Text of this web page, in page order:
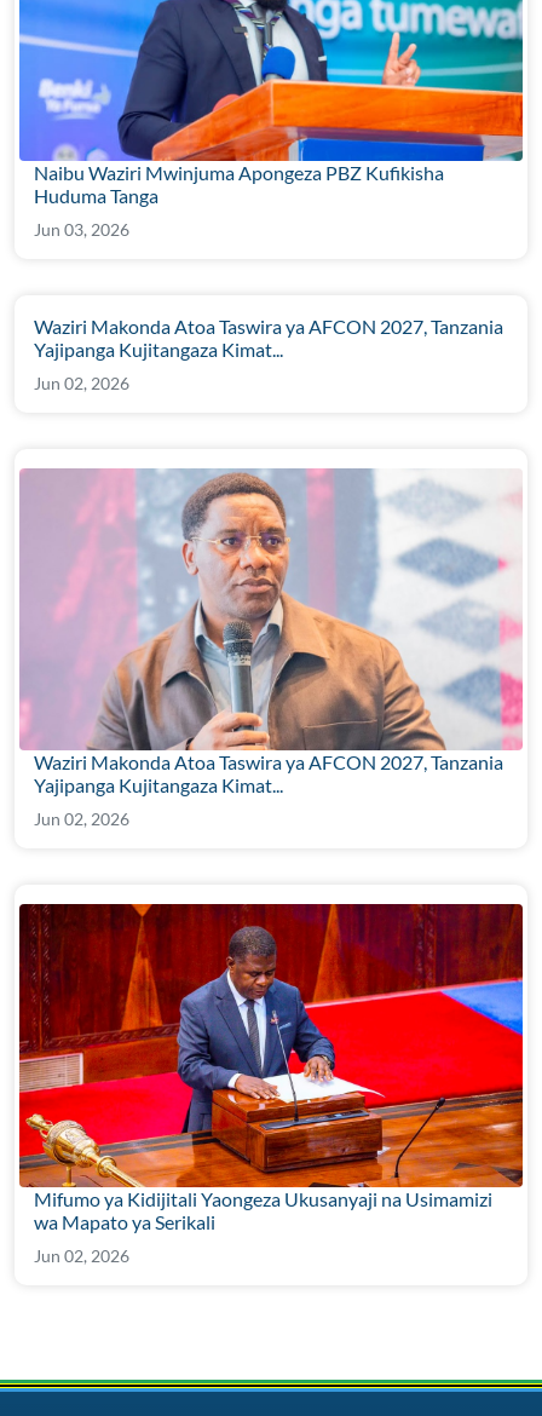
Naibu Waziri Mwinjuma Apongeza PBZ Kufikisha
Huduma Tanga
Jun 03, 2026
Waziri Makonda Atoa Taswira ya AFCON 2027, Tanzania
Yajipanga Kujitangaza Kimat...
Jun 02, 2026
Waziri Makonda Atoa Taswira ya AFCON 2027, Tanzania
Yajipanga Kujitangaza Kimat...
Jun 02, 2026
Mifumo ya Kidijitali Yaongeza Ukusanyaji na Usimamizi
wa Mapato ya Serikali
Jun 02, 2026